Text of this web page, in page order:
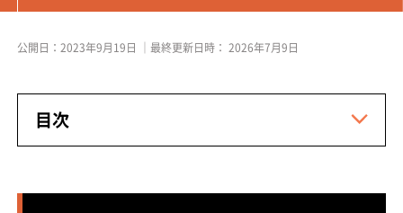
公開日：2023年9月19日 ｜最終更新日時：2026年7月9日
目次